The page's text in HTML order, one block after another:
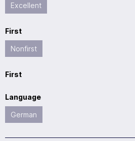
Excellent
First
Nonfirst
First
Language
German